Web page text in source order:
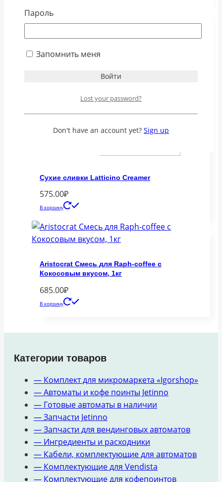
Сухие сливки Latticino Creamer
575.00₽
В корзину
Aristocrat Смесь для Raph-coffee с
Кокосовым вкусом, 1кг
685.00₽
В корзину
Категории товаров
— Комплект для микромаркета «Igorshop»
— Автоматы и кофе поинты Jetinno
— Готовые автоматы в наличии
— Запчасти Jetinno
— Запчасти для вендинговых автоматов
— Ингредиенты и расходники
— Кабели, комплектующие для автоматов
— Комплектующие для Vendista
— Комплектующие для кофепоинтов
Пароль
Запомнить меня
Lost your password?
Don't have an account yet? Sign up